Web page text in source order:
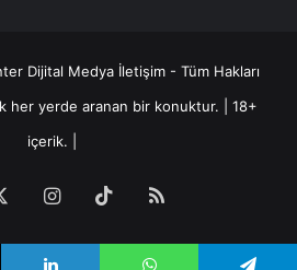
Dijital Medya İletişim - Tüm Hakları
yerde aranan bir konuktur. | 18+
içerik. |
Instagram
TikTokRSS